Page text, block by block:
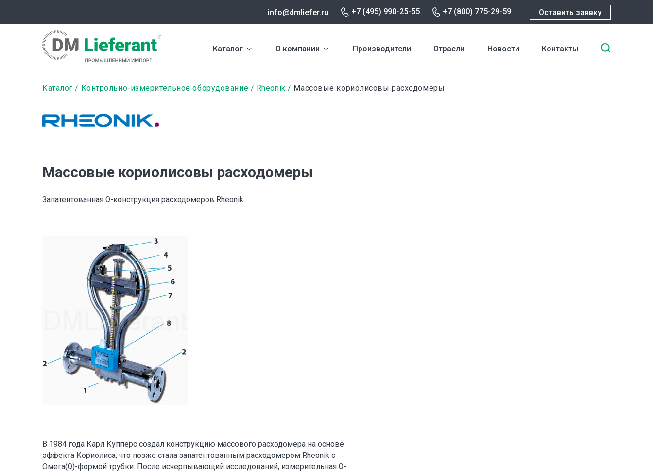
содержанию
info@dmliefer.ru +7 (495) 990-25-55 +7 (800) 775-29-59 Оставить заявку
Каталог О компании Производители Отрасли Новости Контакты
Строка
навигации
Каталог Контрольно-измерительное оборудование Rheonik Массовые кориолисовы расходомеры
Массовые кориолисовы расходомеры
Запатентованная Ω-конструкция расходомеров Rheonik
В 1984 года Карл Купперс создал конструкцию массового расходомера на основе
эффекта Кориолиса, что позже стала запатентованным расходомером Rheonik с
Омега(Ω)-формой трубки. После исчерпывающий исследований, измерительная Ω-